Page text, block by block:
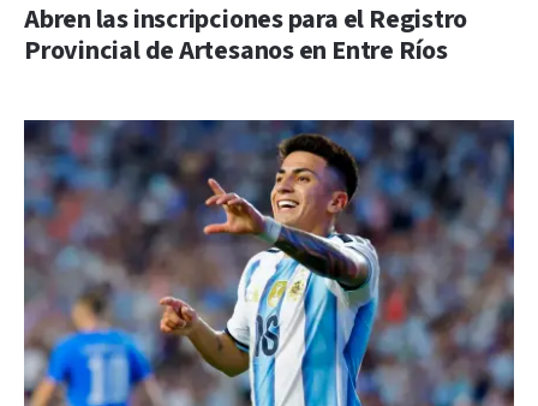
Abren las inscripciones para el Registro
Provincial de Artesanos en Entre Ríos